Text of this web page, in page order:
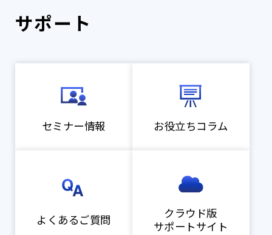
サポート
セミナー情報 お役立ちコラム
よくあるご質問
クラウド版
サポートサイト